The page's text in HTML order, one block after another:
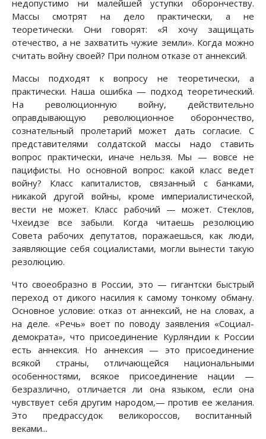
недопустимо ни малейшей уступки оборончеству.
Массы смотрят на дело практически, а не
теоретически. Они говорят: «Я хочу защищать
отечество, а не захватить чужие земли». Когда можно
считать войну своей? При полном отказе от аннексий.
Массы подходят к вопросу не теоретически, а
практически. Наша ошибка — подход теоретический.
На революционную войну, действительно
оправдывающую революционное оборончество,
сознательный пролетарий может дать согласие. С
представителями солдатской массы надо ставить
вопрос практически, иначе нельзя. Мы — вовсе не
пацифисты. Но основной вопрос: какой класс ведет
войну? Класс капиталистов, связанный с банками,
никакой другой войны, кроме империалистической,
вести не может. Класс рабочий — может. Стеклов,
Чхеидзе все забыли. Когда читаешь резолюцию
Совета рабочих депутатов, поражаешься, как люди,
заявляющие себя социалистами, могли вынести такую
резолюцию.
Что своеобразно в России, это — гигантски быстрый
переход от дикого насилия к самому тонкому обману.
Основное условие: отказ от аннексий, не на словах, а
на деле. «Речь» воет по поводу заявления «Социал-
демократа», что присоединение Курляндии к России
есть аннексия. Но аннексия — это присоединение
всякой страны, отличающейся национальными
особенностями, всякое присоединение нации —
безразлично, отличается ли она языком, если она
чувствует себя другим народом,— против ее желания.
Это предрассудок великороссов, воспитанный
веками...